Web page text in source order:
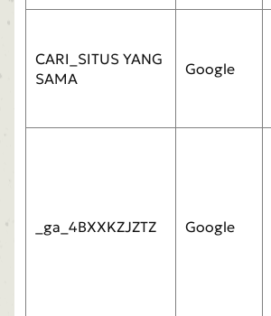
CARI_SITUS YANG
SAMA
Google
_ga_4BXXKZJZTZ Google